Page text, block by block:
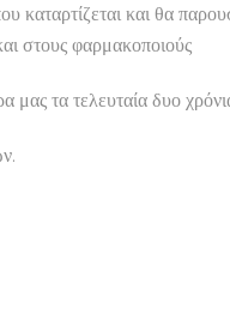
και θα
στους φαρμακοποιούς
μας τα τελευταία δυο